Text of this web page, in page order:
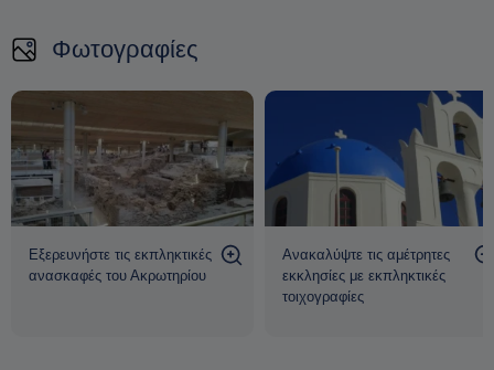
στάχτη, διατηρώντας έναν ολόκληρο πολιτισμό. Θαυμάστε τα
περίπλοκο αποχετευτικό σύστημα και τα πλακόστρωτα
στενά που ζωντανεύουν τον αρχαίο μινωικό κόσμο.
Φωτογραφίες
Εξερευνήστε τις εκπληκτικές
ανασκαφές του Ακρωτηρίου
Ανακαλύψτε τις αμέτρητες
εκκλησίες με εκπληκτικές
τοιχογραφίες